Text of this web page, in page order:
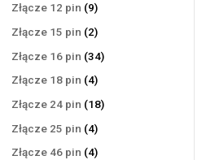
Złącze 12 pin 99
produktów
Złącze 15 pin 22
produkty
Złącze 16 pin 3434
Złącze 18 pin 44
produkty
Złącze 24 pin 1818
Złącze 25 pin 44
produkty
Złącze 46 pin 44